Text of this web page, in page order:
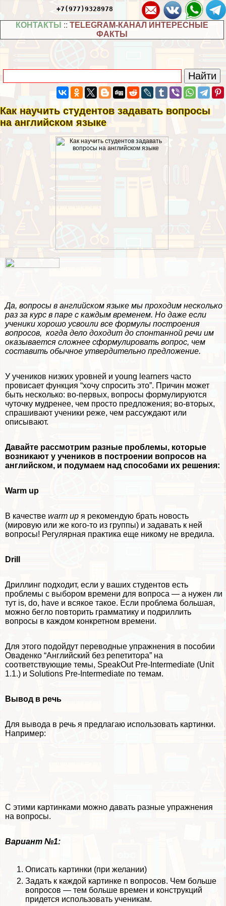
+7(977)9328978
КОНТАКТЫ :: TELEGRAM-КАНАЛ ИНТЕРЕСНЫЕ
ФАКТЫ
Как научить студентов задавать вопросы
на английском языке
Да, вопросы в английском языке мы проходим несколько
раз за курс в паре с каждым временем. Но даже если
ученики хорошо усвоили все формулы построения
вопросов, когда дело доходит до спонтанной речи им
оказывается сложнее сформулировать вопрос, чем
составить обычное утвердительно предложение.
У учеников низких уровней и young learners часто
провисает функция “хочу спросить это”. Причин может
быть несколько: во-первых, вопросы формулируются
чуточку мудренее, чем просто предложения; во-вторых,
спрашивают ученики реже, чем рассуждают или
описывают.
Давайте рассмотрим разные проблемы, которые
возникают у учеников в построении вопросов на
английском, и подумаем над способами их решения:
Warm up
В качестве warm up я рекомендую брать новость
(мировую или же кого-то из группы) и задавать к ней
вопросы! Регулярная пpaктика еще никому не вредила.
Drill
Дриллинг подходит, если у ваших студентов есть
проблемы с выбором времени для вопроса — а нужен ли
тут is, do, have и всякое такое. Если проблема большая,
можно бегло повторить грамматику и подриллить
вопросы в каждом конкретном времени.
Для этого подойдут переводные упражнения в пособии
Оваденко “Английский без репетитора” на
соответствующие темы, SpeakOut Pre-Intermediate (Unit
1.1.) и Solutions Pre-Intermediate по темам.
Вывод в речь
Для вывода в речь я предлагаю использовать картинки.
Например:
С этими картинками можно давать разные упражнения
на вопросы.
Вариант №1:
Описать картинки (при желании)
Задать к каждой картинке n вопросов. Чем больше
вопросов — тем больше времен и конструкций
придется использовать ученикам.